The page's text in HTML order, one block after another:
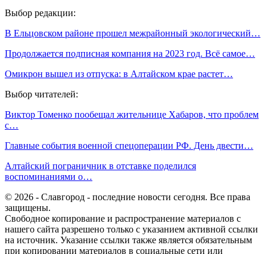
Выбор редакции:
В Ельцовском районе прошел межрайонный экологический…
Продолжается подписная компания на 2023 год. Всё самое…
Омикрон вышел из отпуска: в Алтайском крае растет…
Выбор читателей:
Виктор Томенко пообещал жительнице Хабаров, что проблем
с…
Главные события военной спецоперации РФ. День двести…
Алтайский пограничник в отставке поделился
воспоминаниями о…
© 2026 - Славгород - последние новости сегодня. Все права
защищены.
Свободное копирование и распространение материалов с
нашего сайта разрешено только с указанием активной ссылки
на источник. Указание ссылки также является обязательным
при копировании материалов в социальные сети или